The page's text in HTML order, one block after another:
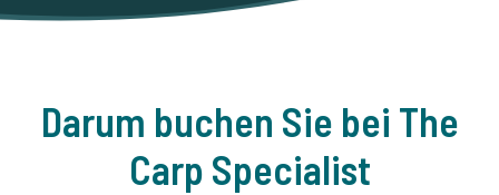
Darum buchen Sie bei The
Carp Specialist